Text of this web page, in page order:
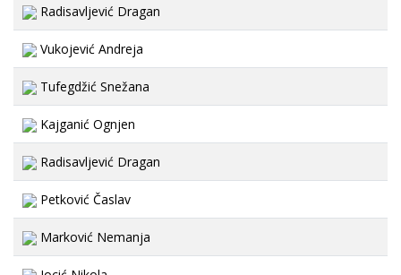
Radisavljević Dragan
Vukojević Andreja
Tufegdžić Snežana
Kajganić Ognjen
Radisavljević Dragan
Petković Časlav
Marković Nemanja